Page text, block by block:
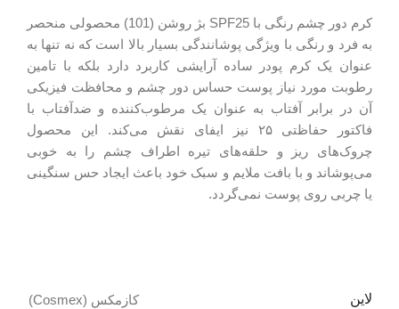
کرم دور چشم رنگی با SPF25 بژ روشن (101) محصولی منحصر
به فرد و رنگی با ویژگی پوشانندگی بسیار بالا است که نه تنها به
عنوان یک کرم پودر ساده آرایشی کاربرد دارد بلکه با تامین
رطوبت مورد نیاز پوست حساس دور چشم و محافظت فیزیکی
آن در برابر آفتاب به عنوان یک مرطوب‌کننده و ضدآفتاب با
فاکتور حفاظتی ۲۵ نیز ایفای نقش می‌کند. این محصول
چروک‌های ریز و حلقه‌های تیره اطراف چشم را به خوبی
می‌پوشاند و با بافت ملایم و سبک خود باعث ایجاد حس سنگینی
یا چربی روی پوست نمی‌گردد.
لاین کازمکس (Cosmex)